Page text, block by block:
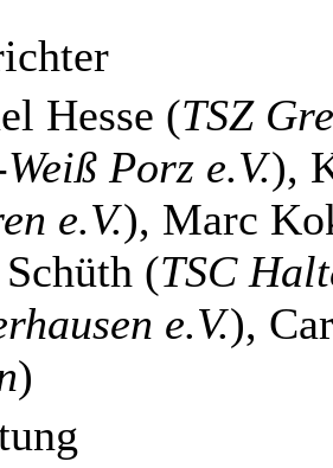
Hesse (TSZ
Porz e.V.),
e.V.), Marc
(TSC
e.V.),
)